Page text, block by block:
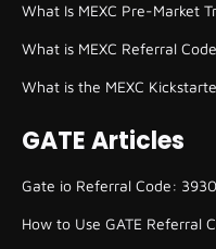
What Is MEXC Pre-Market
What is MEXC Referral
What is the MEXC
GATE Articles
Gate io Referral Code:
How to Use GATE Referral